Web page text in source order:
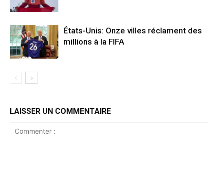
États-Unis: Onze villes réclament des
millions à la FIFA
LAISSER UN COMMENTAIRE